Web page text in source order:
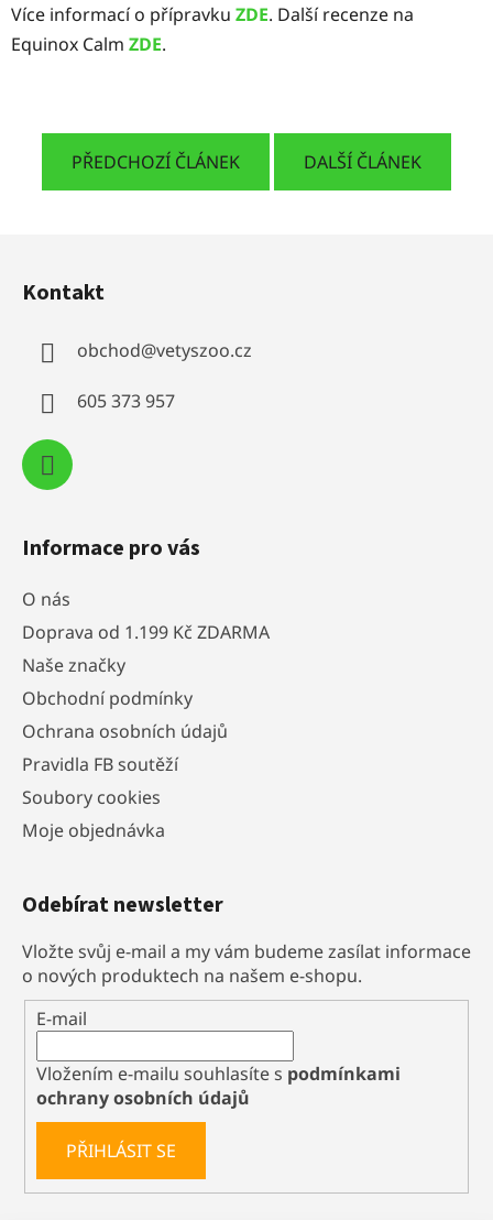
Více informací o přípravku ZDE. Další recenze na
Equinox Calm ZDE.
PŘEDCHOZÍ ČLÁNEK DALŠÍ ČLÁNEK
Kontakt
obchod@vetyszoo.cz
605 373 957
Informace pro vás
O nás
Doprava od 1.199 Kč ZDARMA
Naše značky
Obchodní podmínky
Ochrana osobních údajů
Pravidla FB soutěží
Soubory cookies
Moje objednávka
Odebírat newsletter
Vložte svůj e-mail a my vám budeme zasílat informace
o nových produktech na našem e-shopu.
E-mail
Vložením e-mailu souhlasíte s podmínkami
ochrany osobních údajů
PŘIHLÁSIT SE